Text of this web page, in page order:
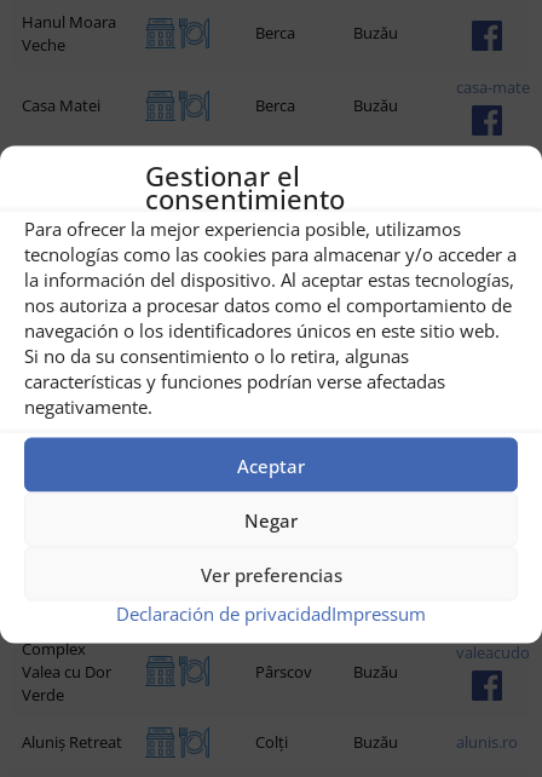
Gestionar el
consentimiento
Para ofrecer la mejor experiencia posible, utilizamos
tecnologías como las cookies para almacenar y/o acceder a
la información del dispositivo. Al aceptar estas tecnologías,
nos autoriza a procesar datos como el comportamiento de
navegación o los identificadores únicos en este sitio web.
Si no da su consentimiento o lo retira, algunas
características y funciones podrían verse afectadas
negativamente.
Aceptar
Negar
Ver preferencias
Declaración de privacidadImpressum
Hanul Moara
Veche
Berca Buzău
Casa Matei Berca Buzău
casa-
Merei
Pensiunea
Poiana
Mărului
Bisoca
Cabana
Izvoranu
Tisău Buzău
Pensiunea
Ferma de Sub
Buzău
Măgura
Complex
Valea cu Dor
Verde
Pârscov Buzău
Aluniș Retreat Colți Buzău alunis.ro